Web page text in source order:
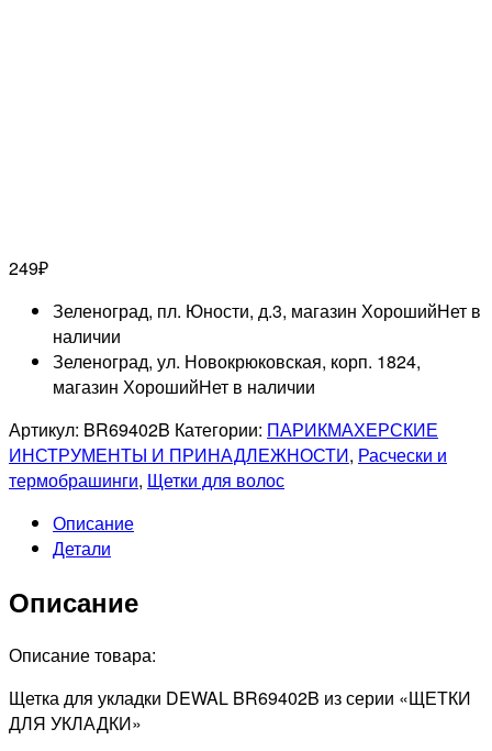
249₽
Зеленоград, пл. Юности, д.3, магазин ХорошийНет в
наличии
Зеленоград, ул. Новокрюковская, корп. 1824,
магазин ХорошийНет в наличии
Артикул: BR69402B Категории: ПАРИКМАХЕРСКИЕ
ИНСТРУМЕНТЫ И ПРИНАДЛЕЖНОСТИ, Расчески и
термобрашинги, Щетки для волос
Описание
Детали
Описание
Описание товара:
Щетка для укладки DEWAL BR69402B из серии «ЩЕТКИ
ДЛЯ УКЛАДКИ»